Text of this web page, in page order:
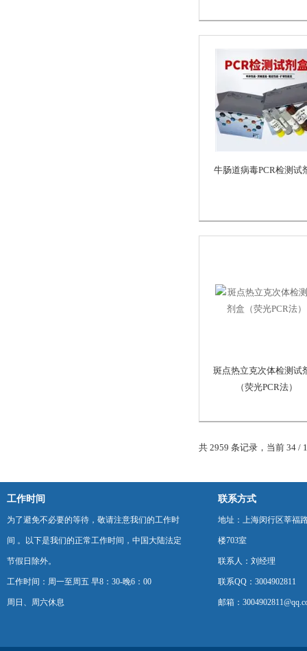
牛肠道病毒PCR检测试
斑点热立克次体检测试
（荧光PCR法）
共 2959 条记录，当前 34 /
工作时间
为了避免不必要的等待，敬请注意我们的工作时
间 。以下是我们的正常工作时间，中国大陆法定
节假日除外。
工作时间：周一至周五 早8：30-晚6：00
周日、周六休息
联系方式
地址：上海闵行区莘福
楼703室
联系人：刘经理
联系QQ：3004902811
邮箱：